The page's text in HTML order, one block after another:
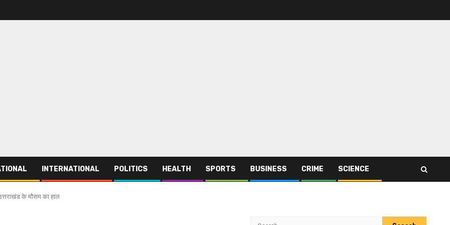
INTERNATIONAL POLITICS HEALTH SPORTS BUSINESS CRIME SCIENCE
के मौसम का हाल
Search